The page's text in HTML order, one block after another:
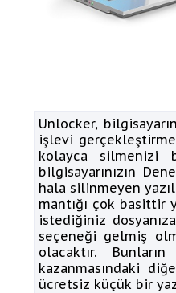
Unlocker,
işlevi
kolayca silmenizi
bilgisayarınızın
hala silinmeyen
mantığı çok basittir
istediğiniz
seçeneği gelmiş
olacaktır.
kazanmasındaki
ücretsiz küçük bir